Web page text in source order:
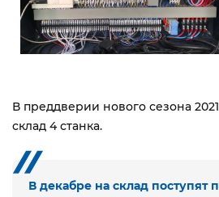
В преддверии нового сезона
склад 4 станка.
В декабре на склад поступят